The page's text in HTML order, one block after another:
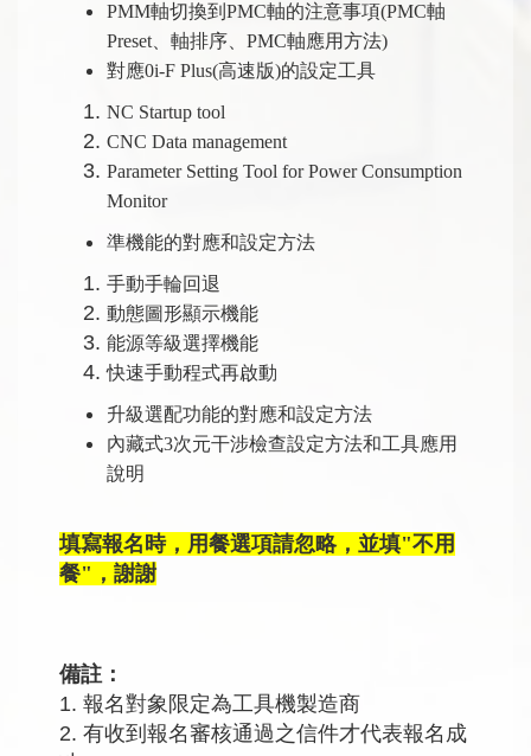
PMM軸切換到PMC軸的注意事項(PMC軸
Preset、軸排序、PMC軸應用方法)
對應0i-F Plus(高速版)的設定工具
NC Startup tool
CNC Data management
Parameter Setting Tool for Power Consumption
Monitor
準機能的對應和設定方法
手動手輪回退
動態圖形顯示機能
能源等級選擇機能
快速手動程式再啟動
升級選配功能的對應和設定方法
內藏式3次元干涉檢查設定方法和工具應用
說明
填寫報名時，用餐選項請忽略，並填"不用
餐"，謝謝
備註：
1. 報名對象限定為工具機製造商
2. 有收到報名審核通過之信件才代表報名成